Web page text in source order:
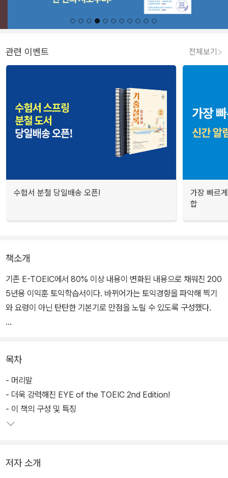
관련 이벤트 전체보기
수험서 분철 당일배송 오픈!
가장 빠르
합
책소개
기존 E-TOEIC에서 80% 이상 내용이 변화된 내용으로 채워진 200
5년용 이익훈 토익학습서이다. 바뀌어가는 토익경향을 파악해 찍기
와 요령이 아닌 탄탄한 기본기로 만점을 노릴 수 있도록 구성했다.
다. 부록 CD에는 테스트 문제 외에도, 본책 실전문제의 해설 전량을
함께 실었다.
또한 이익훈어학원 홈페이지(www.ike.co.kr)와 출판사 홈페이지
(www.nexusbook.com)를 통해 개정판을 위한 보충학습자료와
목차
- 머리말
- 더욱 강력해진 EYE of the TOEIC 2nd Edition!
- 이 책의 구성 및 특징
저자 소개